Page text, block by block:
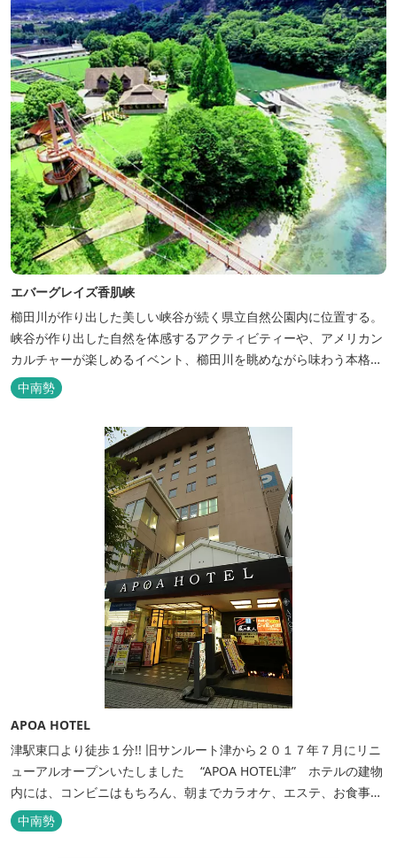
エバーグレイズ香肌峡
櫛田川が作り出した美しい峡谷が続く県立自然公園内に位置する。
峡谷が作り出した自然を体感するアクティビティーや、アメリカン
カルチャーが楽しめるイベント、櫛田川を眺めながら味わう本格的
なアメリカンＢＢＱを体験することができる。 松阪の観光情報は、
松阪観光インフォメーションサイト ワクワ...
中南勢
APOA HOTEL
津駅東口より徒歩１分!! 旧サンルート津から２０１７年７月にリニ
ューアルオープンいたしました “APOA HOTEL津” ホテルの建物
内には、コンビニはもちろん、朝までカラオケ、エステ、お食事も
いろいろなジャンルが楽しめます。 ホテル内施設 地下…創作料
理“舞の華” 居酒屋“風の蔵人” 居酒屋“居酒屋ならここが安いぜっ”
中南勢